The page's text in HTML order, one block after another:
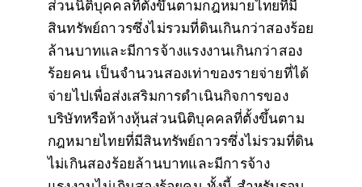
ส่วนนิติบุคคลที่ตั้งขึ้นตามกฎหมายไทยที่มี
สินทรัพย์ถาวรซึ่งไม่รวมที่ดินเกินกว่าสองร้อย
ล้านบาทและมีการจ้างแรงงานเกินกว่าสอง
ร้อยคน เป็นจำนวนสองเท่าของรายจ่ายที่ได้
จ่ายไปเพื่อส่งเสริมการดำเนินกิจการของ
บริษัทหรือห้างหุ้นส่วนนิติบุคคลที่ตั้งขึ้นตาม
กฎหมายไทยที่มีสินทรัพย์ถาวรซึ่งไม่รวมที่ดิน
ไม่เกินสองร้อยล้านบาทและมีการจ้าง